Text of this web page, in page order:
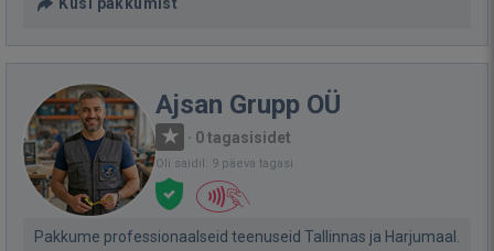
Ajsan Grupp OÜ
· 0 tagasisidet
Oli saidil: 9 päeva tagasi
Pakkume professionaalseid teenuseid Tallinnas ja Harjumaal.